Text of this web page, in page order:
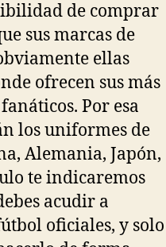
de comprar
sus marcas de
ellas
ofrecen sus más
Por esa
los uniformes de
Alemania, Japón,
te indicaremos
acudir a
oficiales, y solo